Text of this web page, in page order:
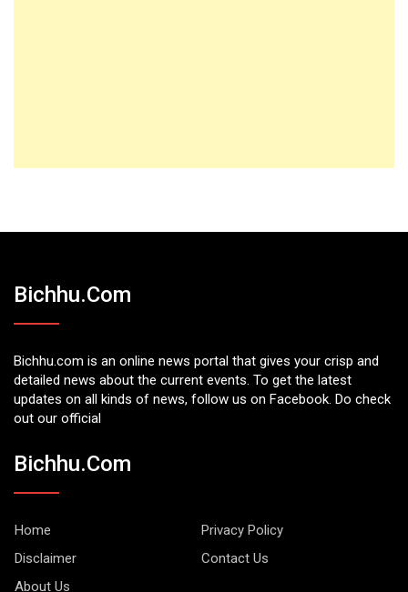
Bichhu.com
Bichhu.com is an online news portal that gives your crisp and
detailed news about the current events. To get the latest
updates on all kinds of news, follow us on Facebook. Do check
out our official
Bichhu.com
Home
Privacy Policy
Disclaimer
Contact Us
About Us